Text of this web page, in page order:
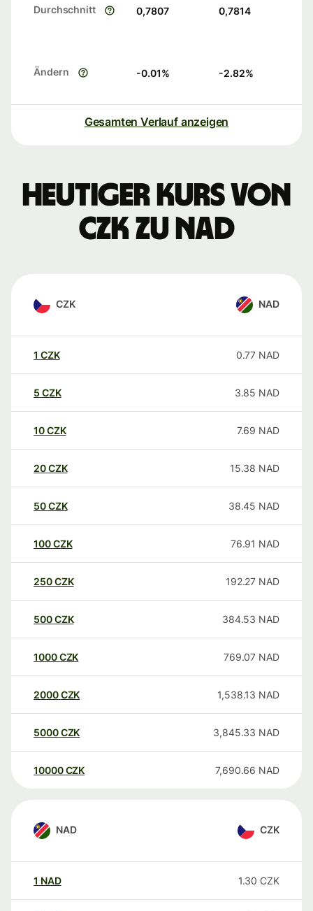
Durchschnitt 0,7807 0,7814
Ändern -0.01% -2.82%
Gesamten Verlauf anzeigen
Heutiger Kurs von
CZK zu NAD
CZK NAD
1 CZK 0.77 NAD
5 CZK 3.85 NAD
10CZK 7.69 NAD
20CZK 15.38 NAD
50CZK 38.45 NAD
100CZK 76.91 NAD
250CZK 192.27 NAD
500CZK 384.53 NAD
1000CZK 769.07 NAD
2000CZK 1,538.13 NAD
5000CZK 3,845.33 NAD
10000 CZK 7,690.66 NAD
NAD CZK
1 NAD 1.30 CZK